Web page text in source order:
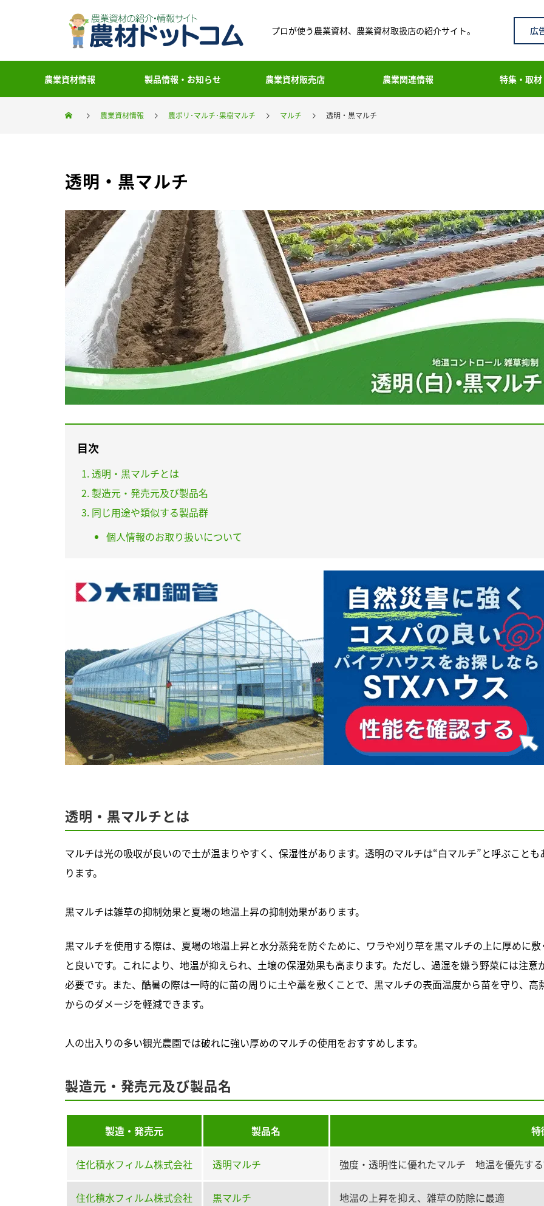
プロが使う農業資材、農業資材取扱店の紹介サイト。 広
農業資材情報 製品情報・お知らせ 農業資材販売店 農業関連情報 特集・取材
農業資材情報 農ポリ･マルチ･果樹マルチ マルチ 透明・黒マルチ
透明・黒マルチ
目次
透明・黒マルチとは
製造元・発売元及び製品名
同じ用途や類似する製品群
個人情報のお取り扱いについて
透明・黒マルチとは
マルチは光の吸収が良いので土が温まりやすく、保湿性があります。透明のマルチは“白マルチ”と呼ぶことも
ります。
黒マルチは雑草の抑制効果と夏場の地温上昇の抑制効果があります。
黒マルチを使用する際は、夏場の地温上昇と水分蒸発を防ぐために、ワラや刈り草を黒マルチの上に厚めに敷
と良いです。これにより、地温が抑えられ、土壌の保湿効果も高まります。ただし、過湿を嫌う野菜には注意
必要です。また、酷暑の際は一時的に苗の周りに土や藁を敷くことで、黒マルチの表面温度から苗を守り、高
からのダメージを軽減できます。
人の出入りの多い観光農園では破れに強い厚めのマルチの使用をおすすめします。
製造元・発売元及び製品名
製造・発売元 製品名 特
住化積水フィルム株式会社 透明マルチ 強度・透明性に優れたマルチ 地温を優先する
住化積水フィルム株式会社 黒マルチ 地温の上昇を抑え、雑草の防除に最適